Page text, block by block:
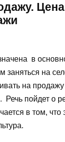
в
заняться на
на
пойдет о
в том, что